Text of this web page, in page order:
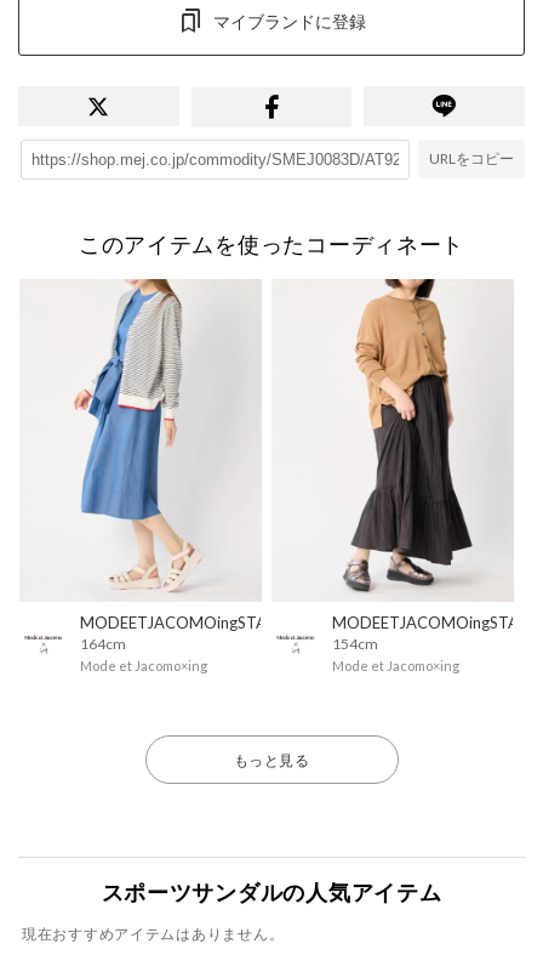
マイブランドに登録
URLをコピー
このアイテムを使ったコーディネート
MODEETJACOMOingSTAFF
164cm
Mode et Jacomo×ing
MODEETJACOMOingSTAFF
154cm
Mode et Jacomo×ing
もっと見る
スポーツサンダルの人気アイテム
現在おすすめアイテムはありません。